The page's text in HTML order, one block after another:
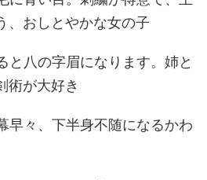
、おしとやかな女の子
八の字眉になります。姉と
術が大好き
々、下半身不随になるかわ